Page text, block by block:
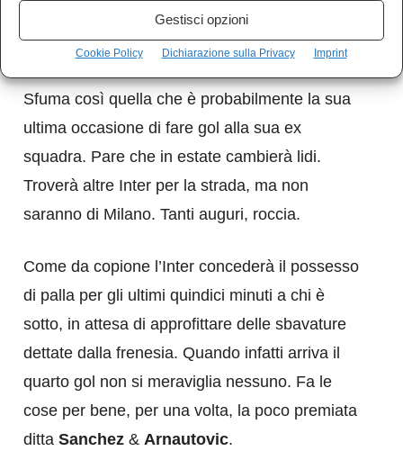
Gestisci opzioni
Cookie Policy Dichiarazione sulla Privacy Imprint
pensato, Sommer gliel’ha già sbarbicata dalle
gambe.
Sfuma così quella che è probabilmente la sua
ultima occasione di fare gol alla sua ex
squadra. Pare che in estate cambierà lidi.
Troverà altre Inter per la strada, ma non
saranno di Milano. Tanti auguri, roccia.
Come da copione l’Inter concederà il possesso
di palla per gli ultimi quindici minuti a chi è
sotto, in attesa di approfittare delle sbavature
dettate dalla frenesia. Quando infatti arriva il
quarto gol non si meraviglia nessuno. Fa le
cose per bene, per una volta, la poco premiata
ditta Sanchez & Arnautovic.